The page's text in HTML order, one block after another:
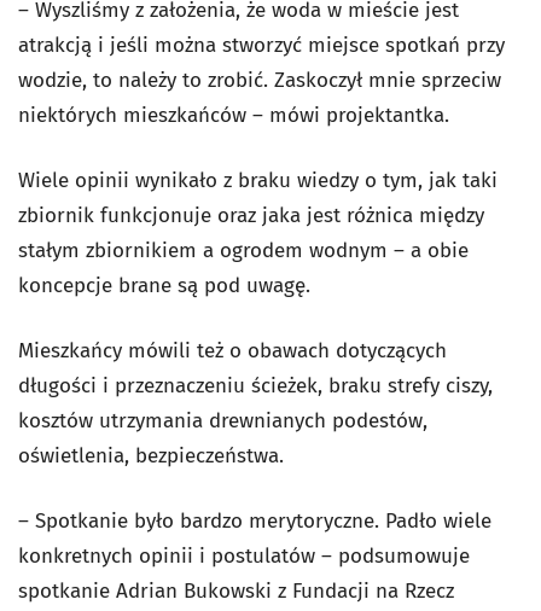
– Wyszliśmy z założenia, że woda w mieście jest
atrakcją i jeśli można stworzyć miejsce spotkań przy
wodzie, to należy to zrobić. Zaskoczył mnie sprzeciw
niektórych mieszkańców – mówi projektantka.
Wiele opinii wynikało z braku wiedzy o tym, jak taki
zbiornik funkcjonuje oraz jaka jest różnica między
stałym zbiornikiem a ogrodem wodnym – a obie
koncepcje brane są pod uwagę.
Mieszkańcy mówili też o obawach dotyczących
długości i przeznaczeniu ścieżek, braku strefy ciszy,
kosztów utrzymania drewnianych podestów,
oświetlenia, bezpieczeństwa.
– Spotkanie było bardzo merytoryczne. Padło wiele
konkretnych opinii i postulatów – podsumowuje
spotkanie Adrian Bukowski z Fundacji na Rzecz